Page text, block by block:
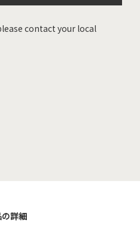
contact your local
詳細